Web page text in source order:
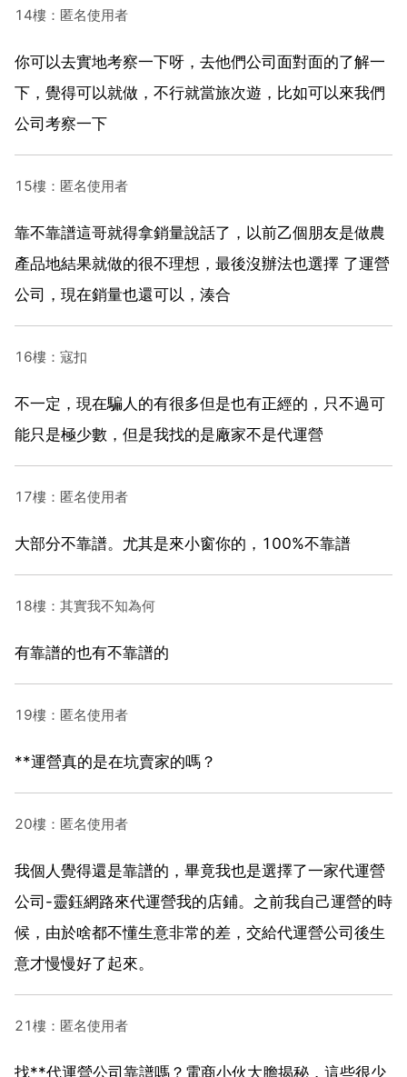
14樓：匿名使用者
你可以去實地考察一下呀，去他們公司面對面的了解一
下，覺得可以就做，不行就當旅次遊，比如可以來我們
公司考察一下
15樓：匿名使用者
靠不靠譜這哥就得拿銷量說話了，以前乙個朋友是做農
產品地結果就做的很不理想，最後沒辦法也選擇 了運營
公司，現在銷量也還可以，湊合
16樓：寇扣
不一定，現在騙人的有很多但是也有正經的，只不過可
能只是極少數，但是我找的是廠家不是代運營
17樓：匿名使用者
大部分不靠譜。尤其是來小窗你的，100%不靠譜
18樓：其實我不知為何
有靠譜的也有不靠譜的
19樓：匿名使用者
**運營真的是在坑賣家的嗎？
20樓：匿名使用者
我個人覺得還是靠譜的，畢竟我也是選擇了一家代運營
公司-靈鈺網路來代運營我的店鋪。之前我自己運營的時
候，由於啥都不懂生意非常的差，交給代運營公司後生
意才慢慢好了起來。
21樓：匿名使用者
找**代運營公司靠譜嗎？電商小伙大膽揭秘，這些很少